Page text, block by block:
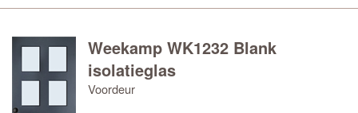
Weekamp WK1232 Blank
isolatieglas
Voordeur